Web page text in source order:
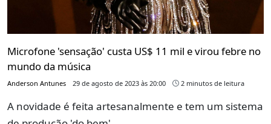
Microfone 'sensação' custa US$ 11 mil e virou febre no
mundo da música
Anderson Antunes 29 de agosto de 2023 às 20:00 2 minutos de leitura
A novidade é feita artesanalmente e tem um sistema